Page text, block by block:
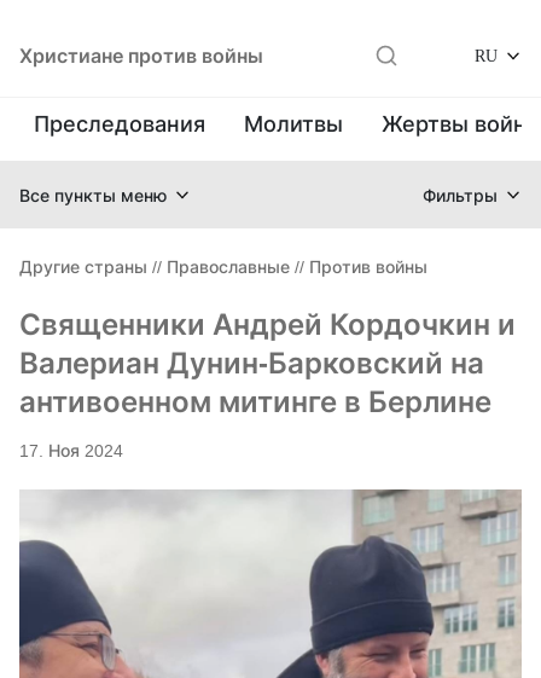
Христиане против войны RU
Преследования Молитвы Жертвы
Все пункты меню Фильтры
Другие страны // Православные // Против войны
Священники Андрей Кордочкин и
Валериан Дунин-Барковский на
антивоенном митинге в Берлине
17. Ноя 2024